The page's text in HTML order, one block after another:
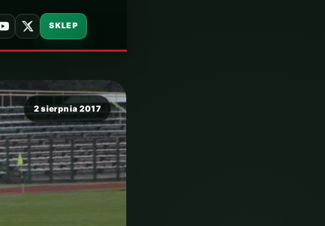
SKLEP
2 sierpnia 2017